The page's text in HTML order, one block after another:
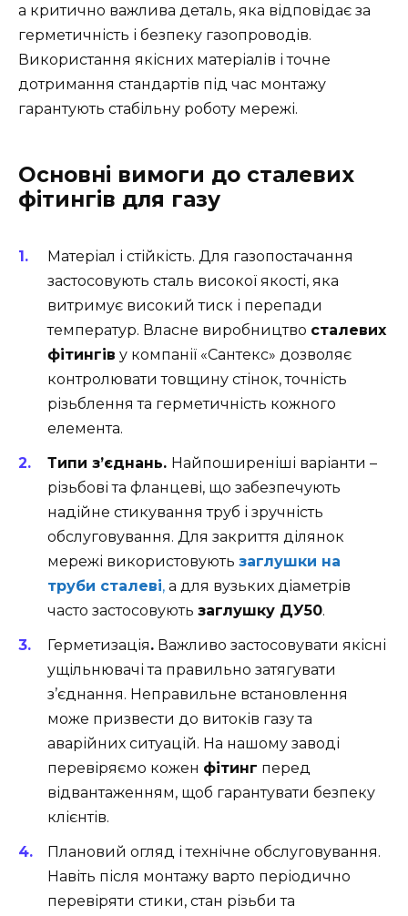
а критично важлива деталь, яка відповідає за
герметичність і безпеку газопроводів.
Використання якісних матеріалів і точне
дотримання стандартів під час монтажу
гарантують стабільну роботу мережі.
Основні вимоги до сталевих
фітингів для газу
Матеріал і стійкість. Для газопостачання
застосовують сталь високої якості, яка
витримує високий тиск і перепади
температур. Власне виробництво сталевих
фітингів у компанії «Сантекс» дозволяє
контролювати товщину стінок, точність
різьблення та герметичність кожного
елемента.
Типи з’єднань. Найпоширеніші варіанти –
різьбові та фланцеві, що забезпечують
надійне стикування труб і зручність
обслуговування. Для закриття ділянок
мережі використовують заглушки на
труби сталеві, а для вузьких діаметрів
часто застосовують заглушку ДУ50.
Герметизація. Важливо застосовувати якісні
ущільнювачі та правильно затягувати
з’єднання. Неправильне встановлення
може призвести до витоків газу та
аварійних ситуацій. На нашому заводі
перевіряємо кожен фітинг перед
відвантаженням, щоб гарантувати безпеку
клієнтів.
Плановий огляд і технічне обслуговування.
Навіть після монтажу варто періодично
перевіряти стики, стан різьби та